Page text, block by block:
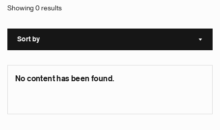
Showing 0 results
Sort by Sort
No content has been found.